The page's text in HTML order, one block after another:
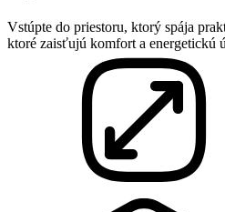
Vstúpte do priestoru, ktorý spája
ktoré zaisťujú komfort a energetickú